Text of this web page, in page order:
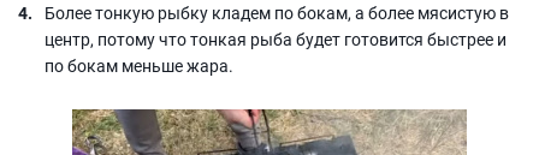
Более тонкую рыбку кладем по бокам, а более мясистую в
центр, потому что тонкая рыба будет готовится быстрее и
по бокам меньше жара.